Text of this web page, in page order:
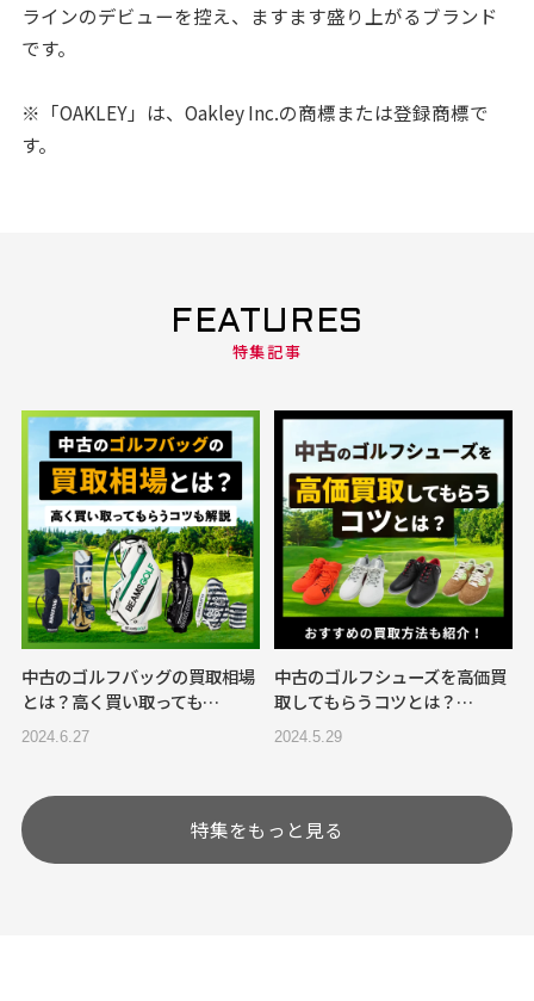
ラインのデビューを控え、ますます盛り上がるブランド
です。
※「OAKLEY」は、Oakley Inc.の商標または登録商標で
す。
FEATURES
特集記事
中古のゴルフバッグの買取相場
とは？高く買い取っても…
2024.6.27
中古のゴルフシューズを高価買
取してもらうコツとは？…
2024.5.29
特集をもっと見る